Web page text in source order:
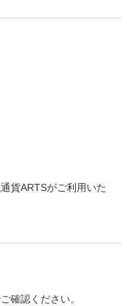
貨ARTSがご利用いた
確認ください。